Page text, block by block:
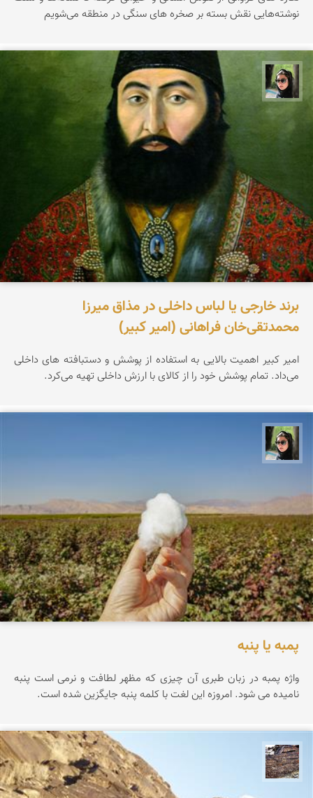
نوشته‌هایی نقش بسته بر صخره های سنگی در منطقه می‌شویم
سپیده اصلان
برند خارجی یا لباس داخلی در مذاق میرزا
محمدتقی‌خان فراهانی (امیر کبیر)
امیر کبیر اهمیت بالایی به استفاده از پوشش و دستبافته های داخلی
می‌داد. تمام پوشش خود را از کالای با ارزش داخلی تهیه می‌کرد.
پمبه یا پنبه
واژه پمبه در زبان طبری آن چیزی که مظهر لطافت و نرمی است پنبه
نامیده می شود. امروزه این لغت با کلمه پنبه جایگزین شده است.